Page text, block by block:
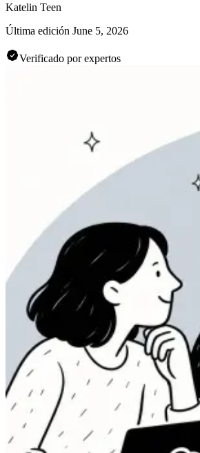
Katelin Teen
Última edición June 5, 2026
Verificado por expertos